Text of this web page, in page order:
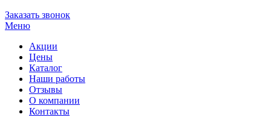
Заказать звонок
Меню
Акции
Цены
Каталог
Наши работы
Отзывы
О компании
Контакты